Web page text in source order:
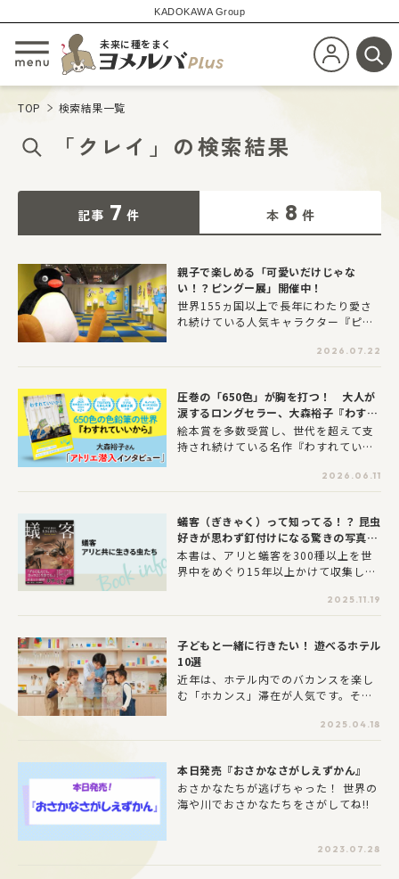
KADOKAWA Group
メニューを開閉する
未来に種をまく
新規会員登
検
TOP 検索結果一覧
「 クレイ 」 の検索結果
記事 7 件 本 8 件
親子で楽しめる「可愛いだけじゃな
い！？ピングー展」開催中！
世界155ヵ国以上で長年にわたり愛さ
れ続けている人気キャラクター『ピン
展覧会「可愛いだけじゃない！？ピン
グー展」が、東京・有楽町のYURAKUC
です。今回は、編集部がひと足先にお
邪魔した内覧会の様子とともに、親子
で存分に満喫できる本展の魅力をたっ
ぷり紹介します！
2026.07.22
圧巻の「650色」が胸を打つ！ 大人が
涙するロングセラー、大森裕子『わすれ
ていいから』制作秘話を大公開！
絵本賞を多数受賞し、世代を超えて支
持され続けている名作『わすれていい
られるたび、新たなファンを増やし、
いま再び大きな注目を集めています。
と、猫の目線だからこそ描けた物語を
表現したのは、繊細で多彩な色鉛筆の
世界でした。『わすれていいから』の
誕生秘話と、大森さんがアトリエで愛
2026.06.11
蟻客（ぎきゃく）って知ってる！？ 昆虫
好きが思わず釘付けになる驚きの写真集
『蟻客 アリと共に生きる虫たち』が発
売！！
本書は、アリと蟻客を300種以上を世
界中をめぐり15年以上かけて収集した
与えあう、捕食に寄生、そっくりな擬
態…。アリが社会をつくる昆虫だから
い紹介されています。世界初公開とな
る写真、新発見や新種(未記載種)、こ
れまでカメラに捉えられてこなかった
決定的瞬間が満載です。TBS「クレイ
れた撮影旅の裏側を語るコラムも必読
2025.11.19
子どもと一緒に行きたい！ 遊べるホテル
10選
近年は、ホテル内でのバカンスを楽し
む「ホカンス」滞在が人気です。そこ
充実し、子連れファミリー歓迎のホテ
ルを全国から集めてみました。北は北
リゾートホテル10施設をラインアッ
プ。ベビーに特化したお部屋や遊び場
を用意するホテルもあるので、お子さ
どをプレゼント!!詳細は記事の最後にあ
2025.04.18
本日発売『おさかなさがしえずかん』
おさかなたちが逃げちゃった！ 世界の
海や川でおさかなたちをさがしてね!!
2023.07.28